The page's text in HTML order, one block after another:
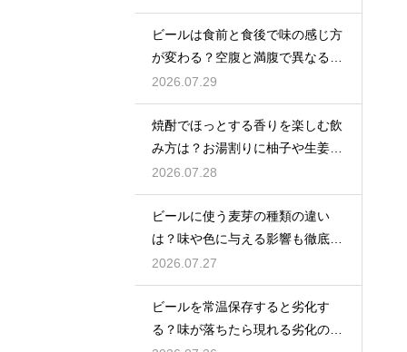
化
ビールは食前と食後で味の感じ方
が変わる？空腹と満腹で異なる味
覚の感じ方を解説
2026.07.29
焼酎でほっとする香りを楽しむ飲
み方は？お湯割りに柚子や生姜を
加えてリラックス効果を実感
2026.07.28
ビールに使う麦芽の種類の違い
は？味や色に与える影響も徹底解
説
2026.07.27
ビールを常温保存すると劣化す
る？味が落ちたら現れる劣化のサ